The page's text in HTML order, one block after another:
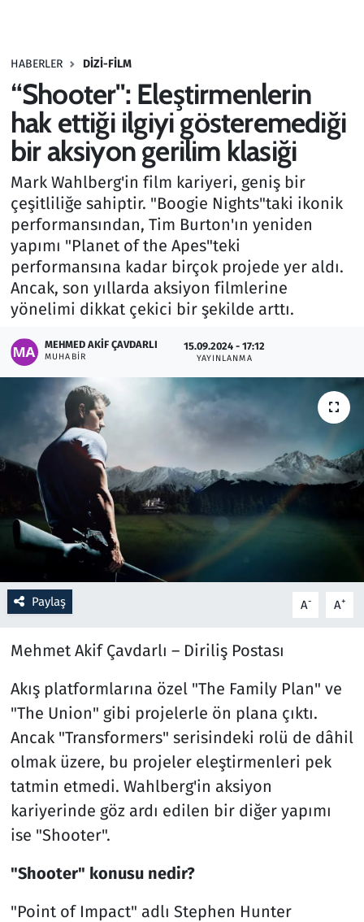
HABERLER DIZI-FILM
“Shooter": Eleştirmenlerin
hak ettiği ilgiyi gösteremediği
bir aksiyon gerilim klasiği
Mark Wahlberg'in film kariyeri, geniş bir
çeşitliliğe sahiptir. "Boogie Nights"taki ikonik
performansından, Tim Burton'ın yeniden
yapımı "Planet of the Apes"teki
performansına kadar birçok projede yer aldı.
Ancak, son yıllarda aksiyon filmlerine
yönelimi dikkat çekici bir şekilde arttı.
MEHMED AKIF ÇAVDARLI
MUHABIR
15.09.2024 - 17:12
YAYINLANMA
Paylaş A- A+
Mehmet Akif Çavdarlı – Diriliş Postası
Akış platformlarına özel "The Family Plan" ve
"The Union" gibi projelerle ön plana çıktı.
Ancak "Transformers" serisindeki rolü de dâhil
olmak üzere, bu projeler eleştirmenleri pek
tatmin etmedi. Wahlberg'in aksiyon
kariyerinde göz ardı edilen bir diğer yapımı
ise "Shooter".
"Shooter" konusu nedir?
"Point of Impact" adlı Stephen Hunter
Haber
Kültür Sanat
Kurumsal Haberler
Lezzet Durağı
Memur ve Kamu
Otomobil
Oyun
Ramazan
Resmi İlanlar
Rüya Tabirleri
Savunma Sanayi
Seçim 2023
Spor
Teknoloji ve Bilim
Televizyon